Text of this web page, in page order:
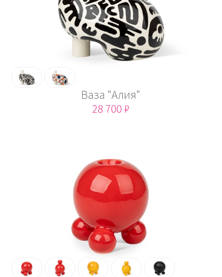
Ваза "Алия"
28 700 ₽